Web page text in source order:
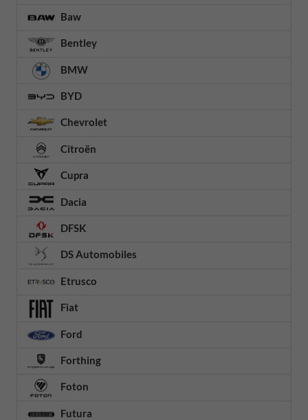
Baw
Bentley
BMW
BYD
Chevrolet
Citroën
Cupra
Dacia
DFSK
DS Automobiles
Etrusco
Fiat
Ford
Forthing
Foton
Futura